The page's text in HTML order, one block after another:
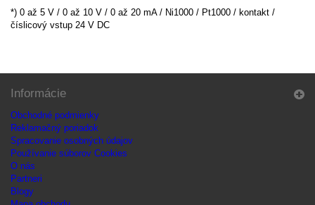
*) 0 až 5 V / 0 až 10 V / 0 až 20 mA / Ni1000 / Pt1000 / kontakt /
číslicový vstup 24 V DC
Informácie
Obchodné podmienky
Reklamačný poriadok
Spracovanie osobných údajov
Používanie súborov Cookies
O nás
Partneri
Blogy